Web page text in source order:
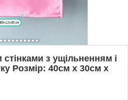
з ущільненням і
Розмір: 40cм х 30см х